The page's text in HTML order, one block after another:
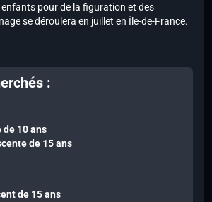
enfants pour de la figuration et des
se déroulera en juillet en Île-de-France.
:
10 ans
de 15 ans
de 15 ans